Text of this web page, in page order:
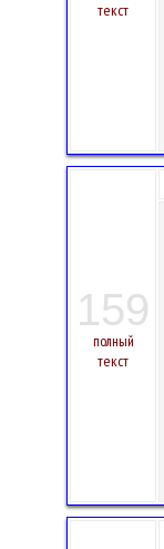
текст
159
полный
текст